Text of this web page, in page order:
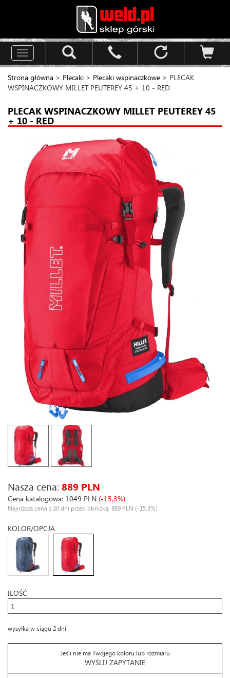
Toggle
navigation
Strona główna > Plecaki > Plecaki wspinaczkowe > PLECAK
WSPINACZKOWY MILLET PEUTEREY 45 + 10 - RED
PLECAK WSPINACZKOWY MILLET PEUTEREY 45
+ 10 - RED
Nasza cena: 889 PLN
Cena katalogowa: 1049 PLN (-15,3%)
Najniższa cena z 30 dni przed obniżką: 889 PLN (-15,3%)
KOLOR/OPCJA
ILOŚĆ
wysyłka w ciągu 2 dni
Jeśli nie ma Twojego koloru lub rozmiaru
WYŚLIJ ZAPYTANIE